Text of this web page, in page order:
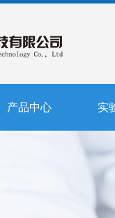
产品中心 实